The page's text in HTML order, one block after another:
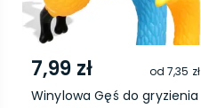
7,99 zł od7,35 zł
Winylowa Gęś do gryzienia